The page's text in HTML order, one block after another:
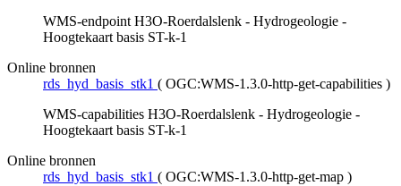
WMS-endpoint H3O-Roerdalslenk - Hydrogeologie -
Hoogtekaart basis ST-k-1
Online bronnen
rds_hyd_basis_stk1 ( OGC:WMS-1.3.0-http-get-capabilities )
WMS-capabilities H3O-Roerdalslenk - Hydrogeologie -
Hoogtekaart basis ST-k-1
Online bronnen
rds_hyd_basis_stk1 ( OGC:WMS-1.3.0-http-get-map )